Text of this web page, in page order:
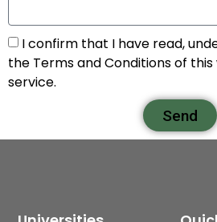
I confirm that I have read,
the Terms and Conditions of
service.
Send